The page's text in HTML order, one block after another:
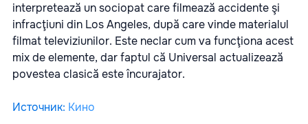
interpretează un sociopat care filmează accidente şi
infracţiuni din Los Angeles, după care vinde materialul
filmat televiziunilor. Este neclar cum va funcţiona acest
mix de elemente, dar faptul că Universal actualizează
povestea clasică este încurajator.
Источник: Кино